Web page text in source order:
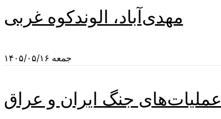
مهدی‌آباد، الوندکوه غربی
جمعه ۱۴۰۵/۰۵/۱۶
جنگ ایران و عراق